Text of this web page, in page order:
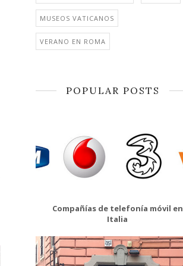
MUSEOS VATICANOS
VERANO EN ROMA
POPULAR POSTS
Compañías de telefonía móvil en
Italia